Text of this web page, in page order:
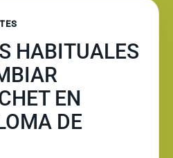
HABITUALES
EN
DE